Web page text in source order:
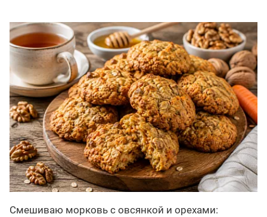
Смешиваю морковь с овсянкой и орехами: